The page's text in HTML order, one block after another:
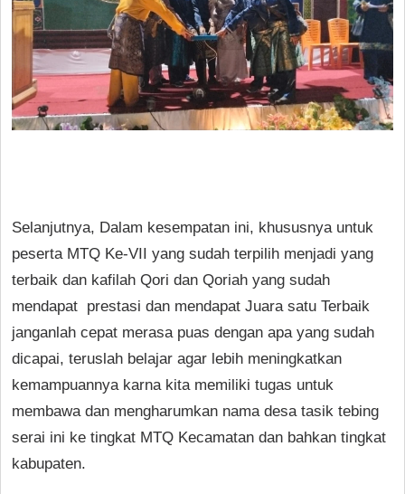
Selanjutnya, Dalam kesempatan ini, khususnya untuk
peserta MTQ Ke-VII yang sudah terpilih menjadi yang
terbaik dan kafilah Qori dan Qoriah yang sudah
mendapat prestasi dan mendapat Juara satu Terbaik
janganlah cepat merasa puas dengan apa yang sudah
dicapai, teruslah belajar agar lebih meningkatkan
kemampuannya karna kita memiliki tugas untuk
membawa dan mengharumkan nama desa tasik tebing
serai ini ke tingkat MTQ Kecamatan dan bahkan tingkat
kabupaten.